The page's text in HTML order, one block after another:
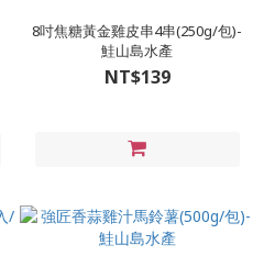
8吋焦糖黃金雞皮串4串(250g/包)-
鮭山島水產
NT$139